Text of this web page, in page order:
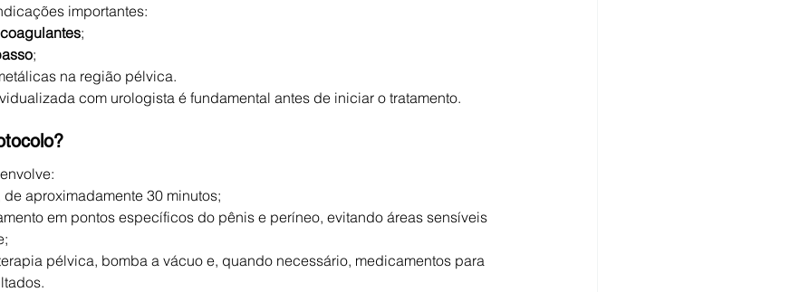
importantes:
;
;
na região pélvica.
com urologista é fundamental antes de iniciar o tratamento.
de aproximadamente 30 minutos;
em pontos específicos do pênis e períneo, evitando áreas sensíveis
pélvica, bomba a vácuo e, quando necessário, medicamentos para